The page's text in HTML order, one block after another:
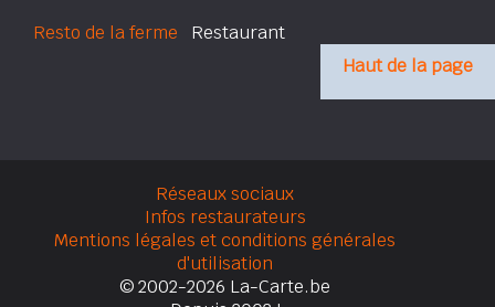
Resto de la ferme Restaurant
Haut de la page
Réseaux sociaux
Infos restaurateurs
Mentions légales et conditions générales
d'utilisation
© 2002-2026 La-Carte.be